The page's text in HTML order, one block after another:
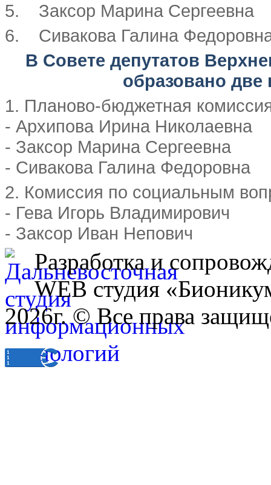
5. Заксор Марина Сергеевна
6. Сивакова Галина
В Совете депутатов
образовано
1. Планово-бюджетная
- Архипова Ирина Николаевна
- Заксор Марина Сергеевна
- Сивакова Галина Федоровна
2. Комиссия по социальным
- Гева Игорь Владимирович
- Заксор Иван Непович
Разработка и
WEB студия
2026г. © Все права